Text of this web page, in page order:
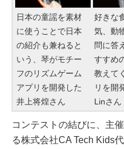
日本の童謡を素材
に使うことで日本
の紹介も兼ねると
いう、琴がモチー
フのリズムゲーム
アプリを開発した
井上将煌さん
好きな
気、動
問に答
すすめ
教えて
リを開
Linさん
コンテストの結びに、主
る株式会社CA Tech Kids